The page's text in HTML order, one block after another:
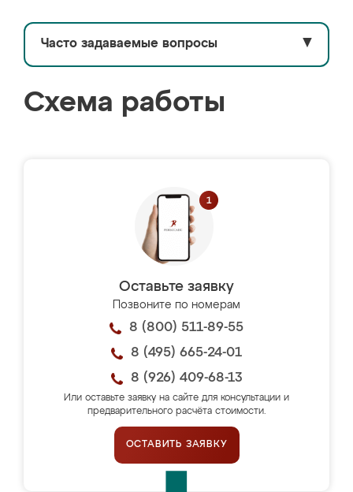
Часто задаваемые вопросы ▼
Схема работы
Оставьте заявку
Позвоните по номерам
8 (800) 511-89-55
8 (495) 665-24-01
8 (926) 409-68-13
Или оставьте заявку на сайте для консультации и
предварительного расчёта стоимости.
ОСТАВИТЬ ЗАЯВКУ